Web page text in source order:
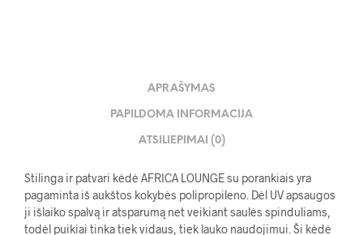
APRAŠYMAS
PAPILDOMA INFORMACIJA
ATSILIEPIMAI (0)
Stilinga ir patvari kėdė AFRICA LOUNGE su porankiais yra
pagaminta iš aukštos kokybės polipropileno. Dėl UV apsaugos
ji išlaiko spalvą ir atsparumą net veikiant saulės spinduliams,
todėl puikiai tinka tiek vidaus, tiek lauko naudojimui. Ši kėdė